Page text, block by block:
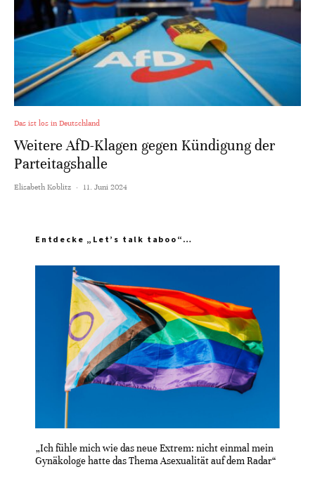
Das ist los in Deutschland
Weitere AfD-Klagen gegen Kündigung der
Parteitagshalle
Elisabeth Koblitz · 11. Juni 2024
Entdecke „Let’s talk taboo“…
„Ich fühle mich wie das neue Extrem: nicht einmal mein
Gynäkologe hatte das Thema Asexualität auf dem Radar“